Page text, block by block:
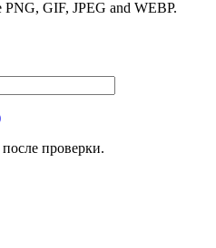
GIF, JPEG and WEBP.
проверки.